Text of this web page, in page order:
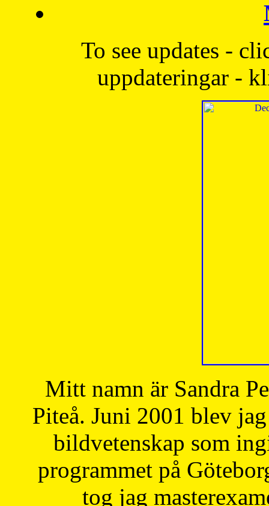
To see updates -
uppdateringar -
Mitt namn är Sandra
Piteå. Juni 2001 blev
bildvetenskap som
programmet på
tog jag